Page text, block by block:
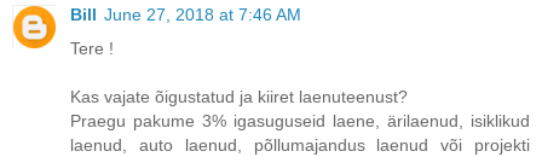
Bill June 27, 2018 at 7:46 AM
Tere !
Kas vajate õigustatud ja kiiret laenuteenust?
Praegu pakume 3% igasuguseid laene, ärilaenud, isiklikud
laenud, auto laenud, põllumajandus laenud või projekti